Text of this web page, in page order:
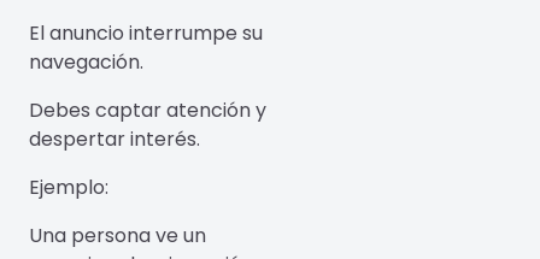
El anuncio interrumpe su
navegación.
Debes captar atención y
despertar interés.
Ejemplo:
Una persona ve un